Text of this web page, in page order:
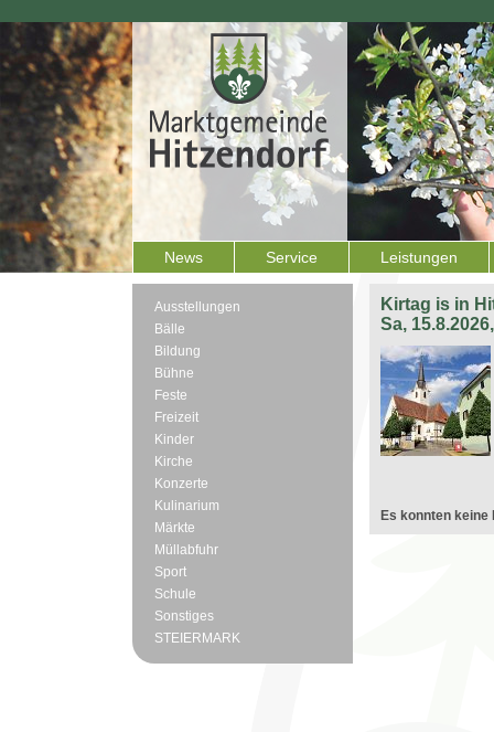
News Service Leistungen
Ausstellungen
Bälle
Bildung
Bühne
Feste
Freizeit
Kinder
Kirche
Konzerte
Kulinarium
Märkte
Müllabfuhr
Sport
Schule
Sonstiges
STEIERMARK
Kirtag is in
Sa,
Es konnten keine